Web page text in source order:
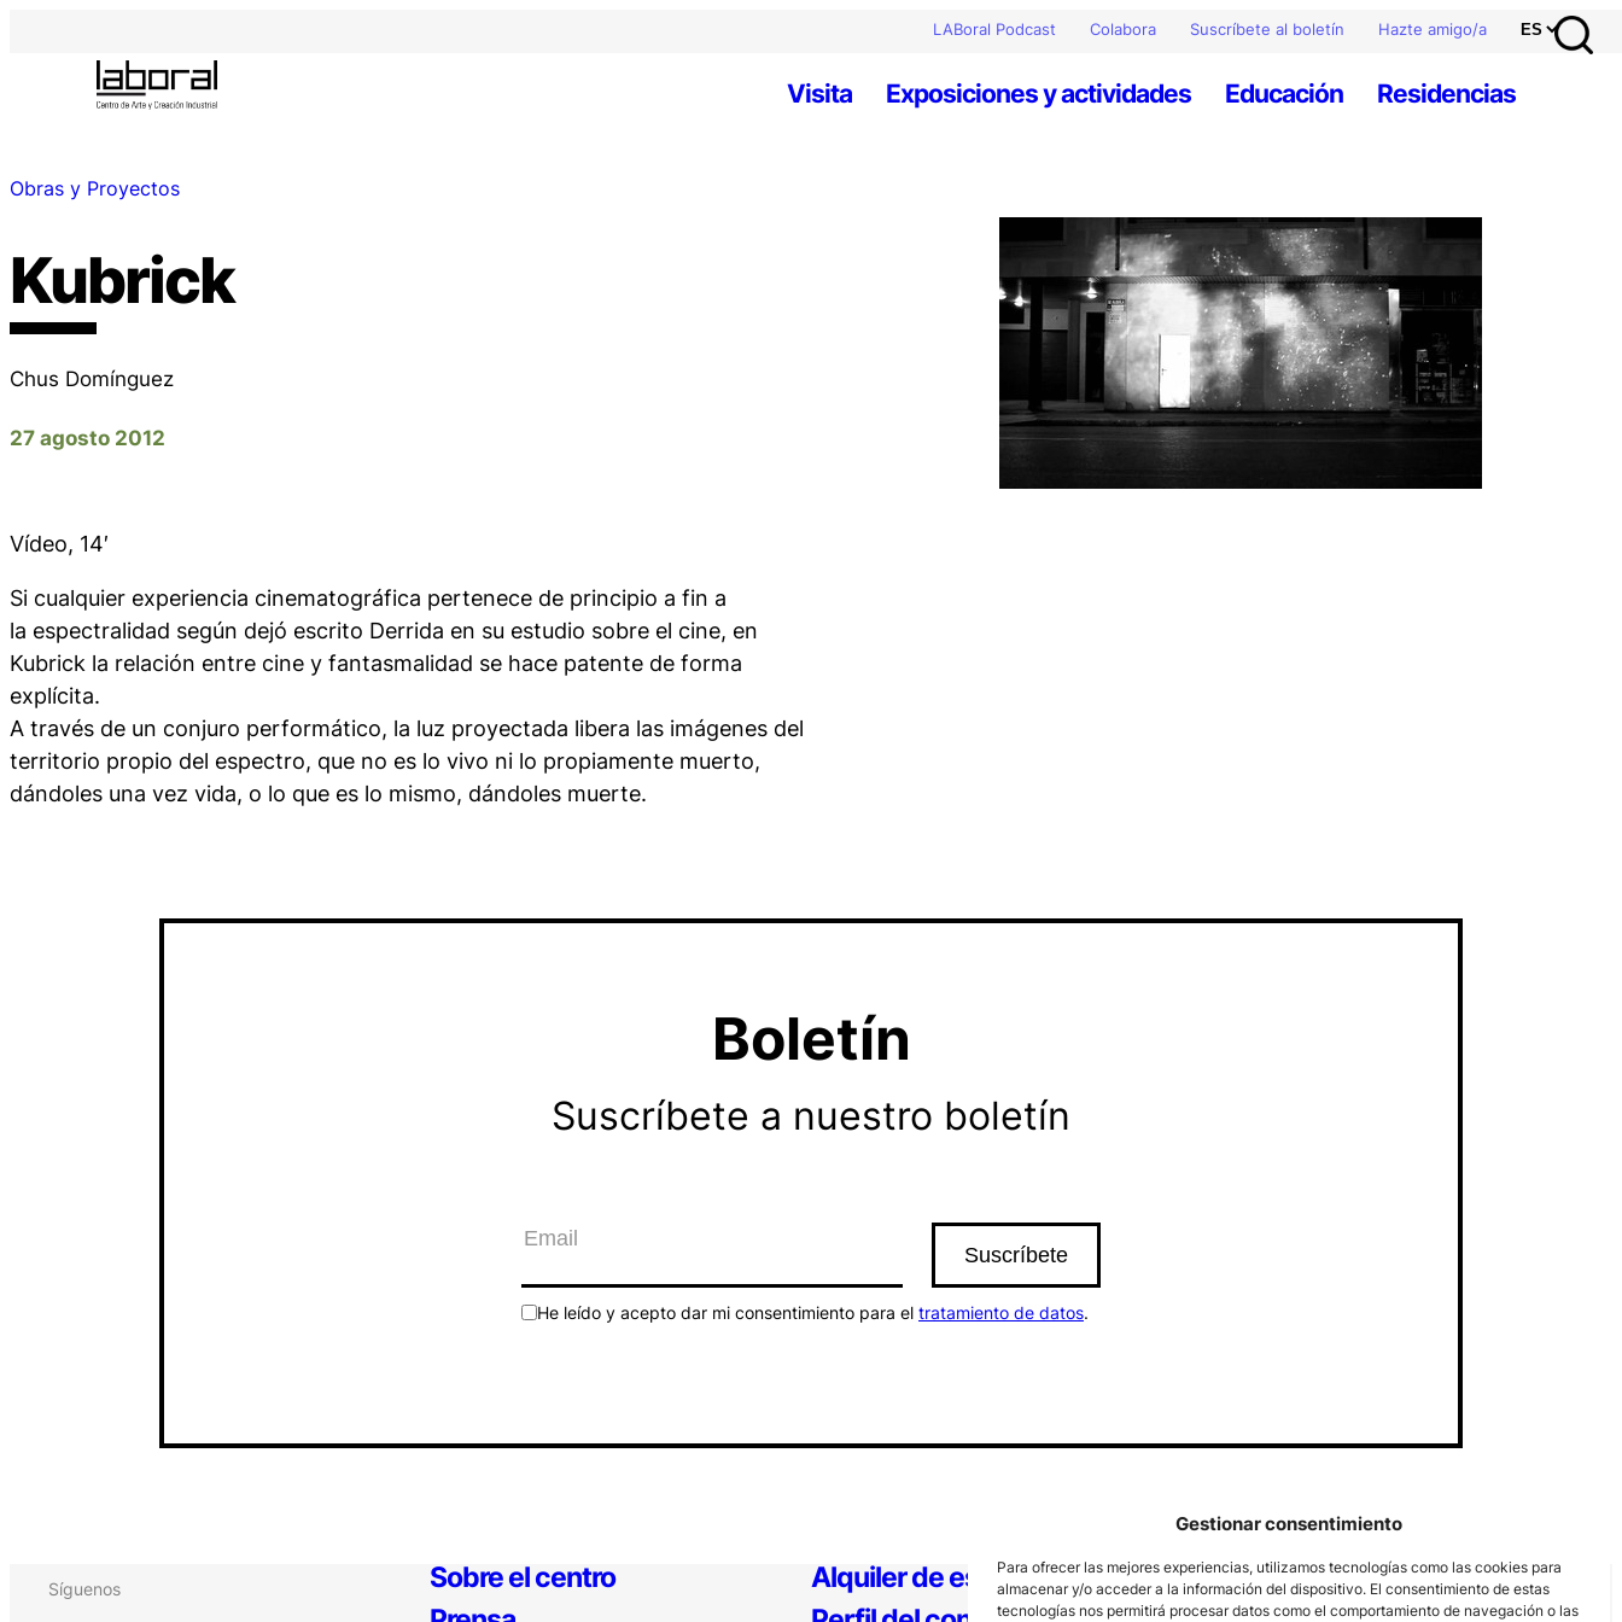
Gestionar consentimiento
Para ofrecer las mejores experiencias, utilizamos tecnologías como las cookies para
almacenar y/o acceder a la información del dispositivo. El consentimiento de estas
tecnologías nos permitirá procesar datos como el comportamiento de navegación o las
LABoral Podcast Colabora Suscríbete al boletín Hazte amigo/a
Visita Exposiciones y actividades Educación Residencias
Obras y Proyectos
Kubrick
Chus Domínguez
27 agosto 2012
Vídeo, 14′
Si cualquier experiencia cinematográfica pertenece de principio a fin a
la espectralidad según dejó escrito Derrida en su estudio sobre el cine, en
Kubrick la relación entre cine y fantasmalidad se hace patente de forma
explícita.
A través de un conjuro performático, la luz proyectada libera las imágenes del
territorio propio del espectro, que no es lo vivo ni lo propiamente muerto,
dándoles una vez vida, o lo que es lo mismo, dándoles muerte.
Boletín
Suscríbete a nuestro boletín
He leído y acepto dar mi consentimiento para el tratamiento de datos.
Síguenos
Sobre el centro
Alquiler de espacios